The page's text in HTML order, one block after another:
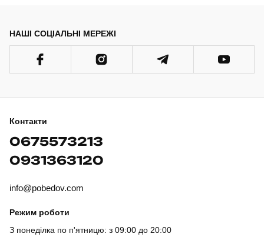
НАШІ СОЦІАЛЬНІ МЕРЕЖІ
Контакти
0675573213
0931363120
info@pobedov.com
Режим роботи
З понеділка по п'ятницю: з 09:00 до 20:00